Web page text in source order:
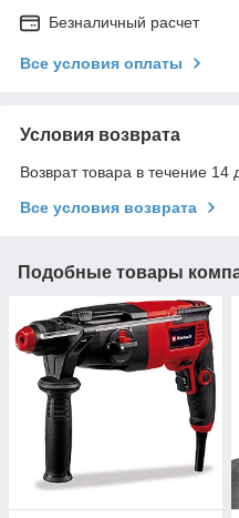
Безналичный расчет
Все условия оплаты
Условия возврата
Возврат товара в течение 14
Все условия возврата
Подобные товары